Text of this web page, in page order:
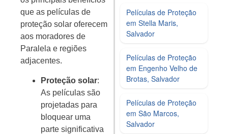
que as películas de
proteção solar oferecem
aos moradores de
Paralela e regiões
adjacentes.
Proteção solar:
As películas são
projetadas para
bloquear uma
parte significativa
Películas de Proteção
em Stella Maris,
Salvador
Películas de Proteção
em Engenho Velho de
Brotas, Salvador
Películas de Proteção
em São Marcos,
Salvador